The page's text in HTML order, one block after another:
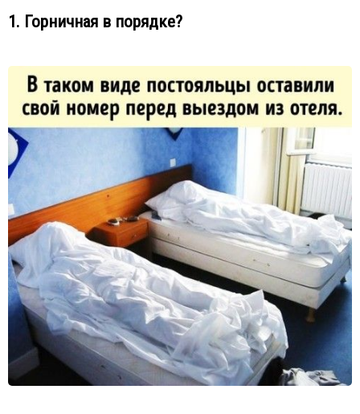
1. Горничная в порядке?